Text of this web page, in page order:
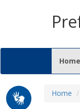
Home
Home